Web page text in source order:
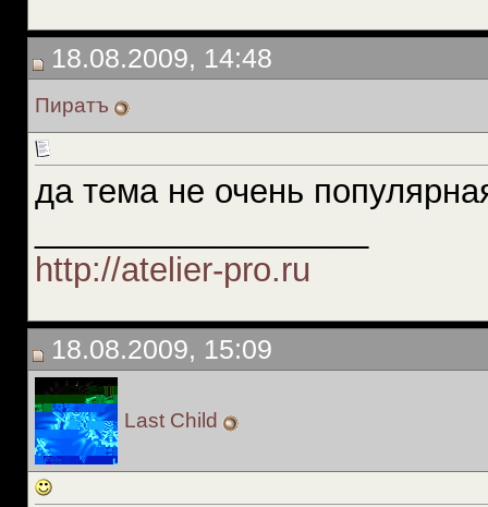
18.08.2009, 14:48
Пиратъ
да тема не очень
http://atelier-pro.ru
18.08.2009, 15:09
Last Child